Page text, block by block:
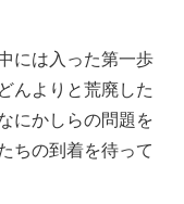
には入った第一歩
んよりと荒廃した
にかしらの問題を
ちの到着を待って